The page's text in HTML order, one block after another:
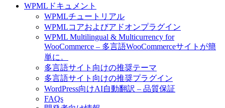
WPMLドキュメント
WPMLチュートリアル
WPMLコアおよびアドオンプラグイン
WPML Multilingual & Multicurrency for
WooCommerce – 多言語WooCommerceサイトが簡
単に。
多言語サイト向けの推奨テーマ
多言語サイト向けの推奨プラグイン
WordPress向けAI自動翻訳 – 品質保証
FAQs